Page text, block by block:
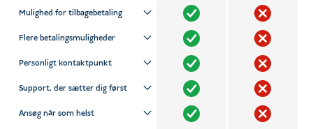
Mulighed for tilbagebetaling
Flere betalingsmuligheder
Personligt kontaktpunkt
Support, der sætter dig først
Ansøg når som helst